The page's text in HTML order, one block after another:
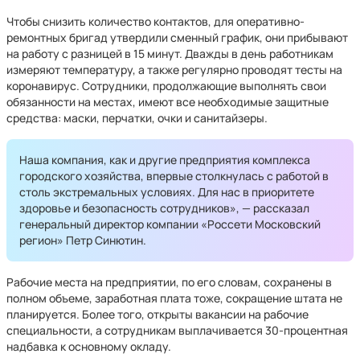
Чтобы снизить количество контактов, для оперативно-
ремонтных бригад утвердили сменный график, они прибывают
на работу с разницей в 15 минут. Дважды в день работникам
измеряют температуру, а также регулярно проводят тесты на
коронавирус. Сотрудники, продолжающие выполнять свои
обязанности на местах, имеют все необходимые защитные
средства: маски, перчатки, очки и санитайзеры.
Наша компания, как и другие предприятия комплекса
городского хозяйства, впервые столкнулась с работой в
столь экстремальных условиях. Для нас в приоритете
здоровье и безопасность сотрудников», — рассказал
генеральный директор компании «Россети Московский
регион» Петр Синютин.
Рабочие места на предприятии, по его словам, сохранены в
полном объеме, заработная плата тоже, сокращение штата не
планируется. Более того, открыты вакансии на рабочие
специальности, а сотрудникам выплачивается 30-процентная
надбавка к основному окладу.